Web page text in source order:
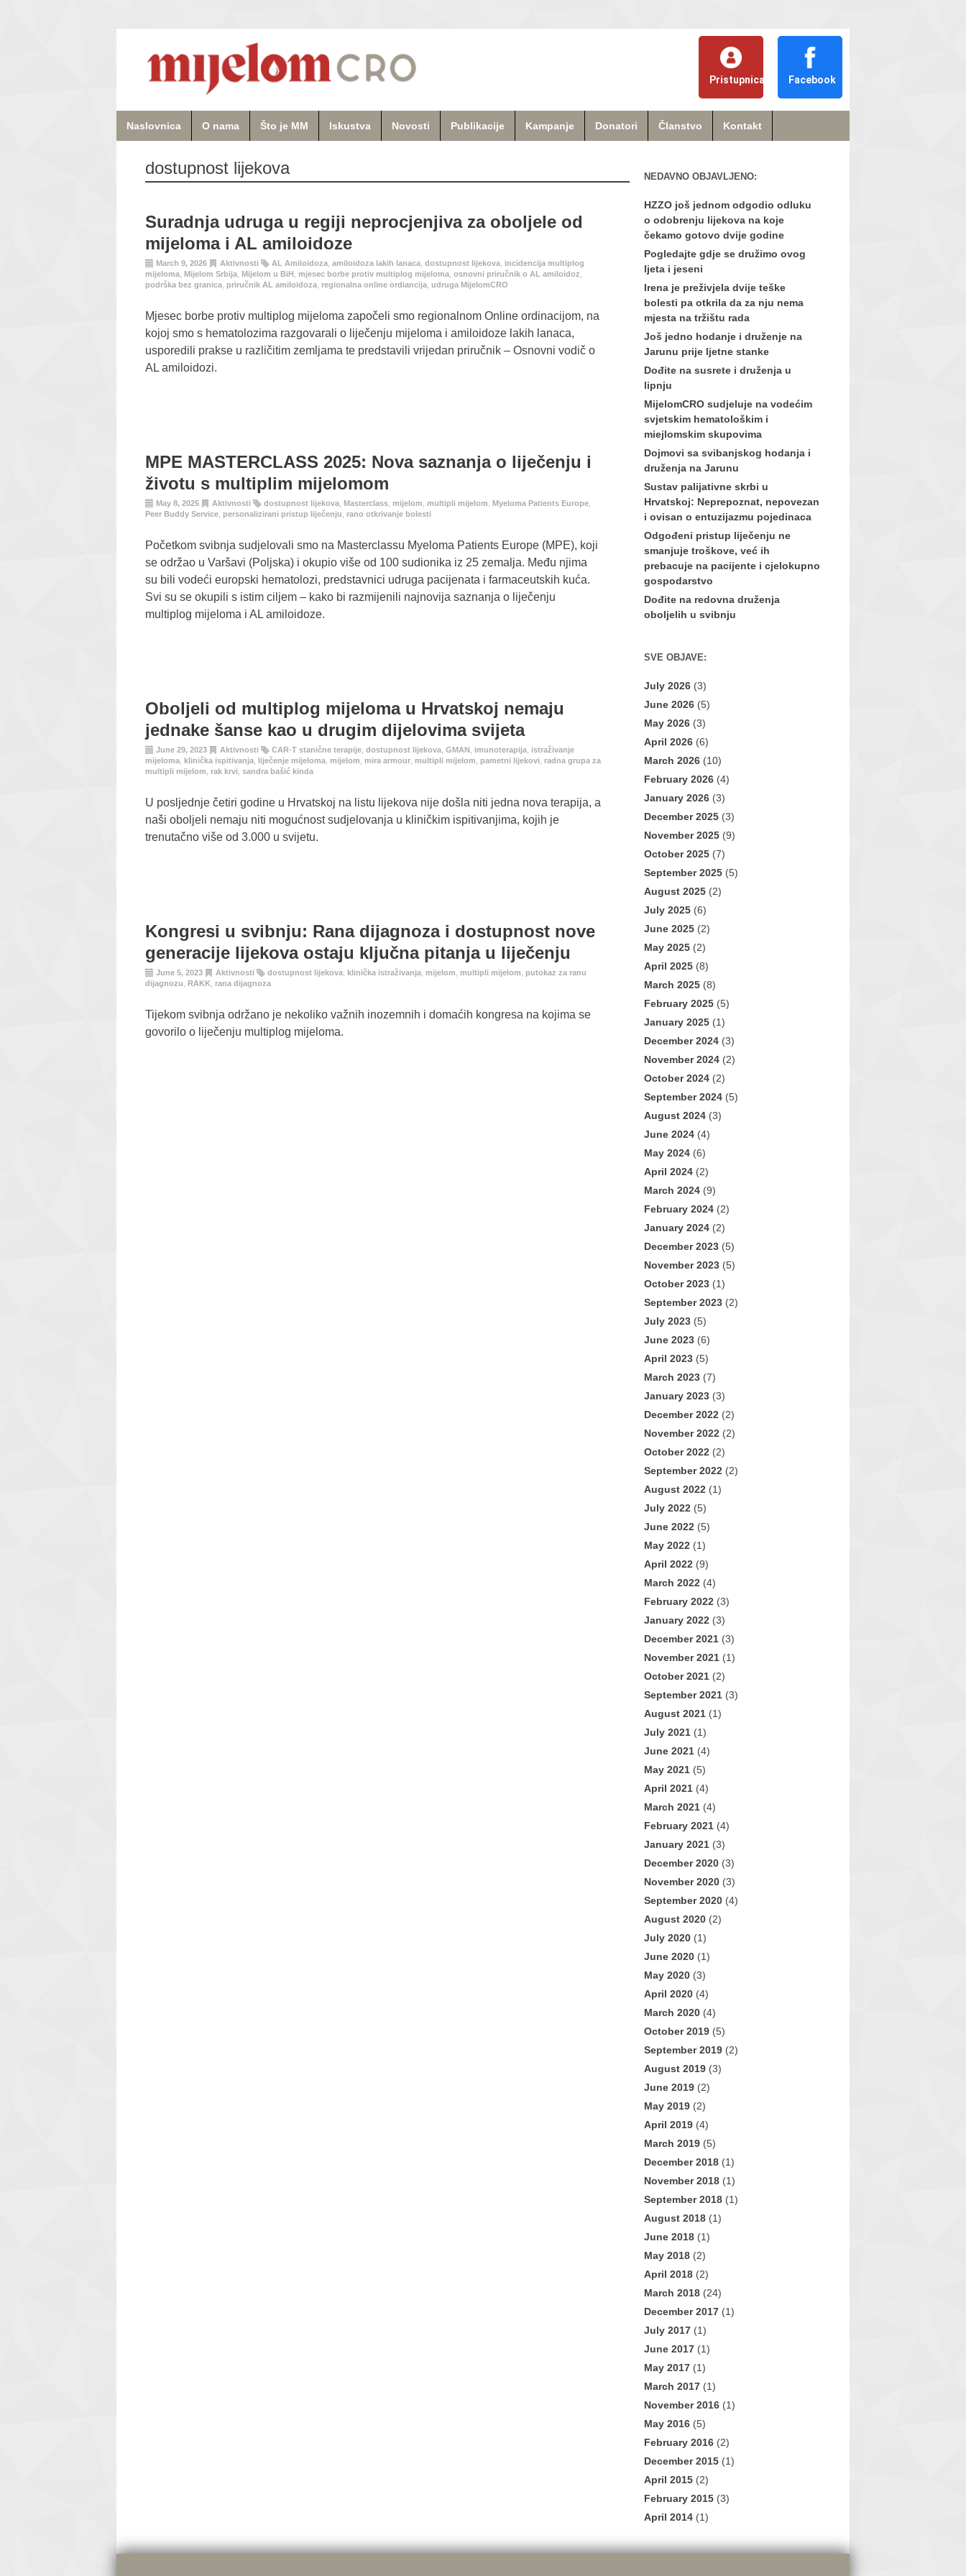
Pristupnica Facebook
Naslovnica O nama Što je MM Iskustva Novosti Publikacije Kampanje Donatori Članstvo Kontakt
dostupnost lijekova
Suradnja udruga u regiji neprocjenjiva za oboljele od
mijeloma i AL amiloidoze
March 9, 2026 Aktivnosti AL Amiloidoza amiloidoza lakih lanaca dostupnost lijekova incidencija multiplog
mijeloma
Mijelom Srbija Mijelom u BiH mjesec borbe protiv multiplog mijeloma osnovni priručnik o AL amiloidoz
podrška bez granica priručnik AL amiloidoza regionalna online ordiancija udruga MijelomCRO
Mjesec borbe protiv multiplog mijeloma započeli smo regionalnom Online ordinacijom, na
kojoj smo s hematolozima razgovarali o liječenju mijeloma i amiloidoze lakih lanaca,
usporedili prakse u različitim zemljama te predstavili vrijedan priručnik – Osnovni vodič o
AL amiloidozi.
MPE MASTERCLASS 2025: Nova saznanja o liječenju i
životu s multiplim mijelomom
May 8, 2025 Aktivnosti dostupnost lijekova Masterclass mijelom multipli mijelom Myeloma Patients Europe
Peer Buddy Service personalizirani pristup liječenju rano otkrivanje bolesti
Početkom svibnja sudjelovali smo na Masterclassu Myeloma Patients Europe (MPE), koji
se održao u Varšavi (Poljska) i okupio više od 100 sudionika iz 25 zemalja. Među njima
su bili vodeći europski hematolozi, predstavnici udruga pacijenata i farmaceutskih kuća.
Svi su se okupili s istim ciljem – kako bi razmijenili najnovija saznanja o liječenju
multiplog mijeloma i AL amiloidoze.
Oboljeli od multiplog mijeloma u Hrvatskoj nemaju
jednake šanse kao u drugim dijelovima svijeta
June 29, 2023 Aktivnosti CAR-T stanične terapije dostupnost lijekova GMAN imunoterapija istraživanje
mijeloma
klinička ispitivanja liječenje mijeloma mijelom mira armour multipli mijelom pametni lijekovi
radna grupa za
multipli mijelom
rak krvi sandra bašić kinda
U posljednje četiri godine u Hrvatskoj na listu lijekova nije došla niti jedna nova terapija, a
naši oboljeli nemaju niti mogućnost sudjelovanja u kliničkim ispitivanjima, kojih je
trenutačno više od 3.000 u svijetu.
Kongresi u svibnju: Rana dijagnoza i dostupnost nove
generacije lijekova ostaju ključna pitanja u liječenju
June 5, 2023 Aktivnosti dostupnost lijekova klinička istraživanja mijelom multipli mijelom
putokaz za ranu
dijagnozu
RAKK rana dijagnoza
Tijekom svibnja održano je nekoliko važnih inozemnih i domaćih kongresa na kojima se
govorilo o liječenju multiplog mijeloma.
NEDAVNO OBJAVLJENO:
HZZO još jednom odgodio odluku
o odobrenju lijekova na koje
čekamo gotovo dvije godine
Pogledajte gdje se družimo ovog
ljeta i jeseni
Irena je preživjela dvije teške
bolesti pa otkrila da za nju nema
mjesta na tržištu rada
Još jedno hodanje i druženje na
Jarunu prije ljetne stanke
Dođite na susrete i druženja u
lipnju
MijelomCRO sudjeluje na vodećim
svjetskim hematološkim i
miejlomskim skupovima
Dojmovi sa svibanjskog hodanja i
druženja na Jarunu
Sustav palijativne skrbi u
Hrvatskoj: Neprepoznat, nepovezan
i ovisan o entuzijazmu pojedinaca
Odgođeni pristup liječenju ne
smanjuje troškove, već ih
prebacuje na pacijente i cjelokupno
gospodarstvo
Dođite na redovna druženja
oboljelih u svibnju
SVE OBJAVE:
July 2026 (3)
June 2026 (5)
May 2026 (3)
April 2026 (6)
March 2026 (10)
February 2026 (4)
January 2026 (3)
December 2025 (3)
November 2025 (9)
October 2025 (7)
September 2025 (5)
August 2025 (2)
July 2025 (6)
June 2025 (2)
May 2025 (2)
April 2025 (8)
March 2025 (8)
February 2025 (5)
January 2025 (1)
December 2024 (3)
November 2024 (2)
October 2024 (2)
September 2024 (5)
August 2024 (3)
June 2024 (4)
May 2024 (6)
April 2024 (2)
March 2024 (9)
February 2024 (2)
January 2024 (2)
December 2023 (5)
November 2023 (5)
October 2023 (1)
September 2023 (2)
July 2023 (5)
June 2023 (6)
April 2023 (5)
March 2023 (7)
January 2023 (3)
December 2022 (2)
November 2022 (2)
October 2022 (2)
September 2022 (2)
August 2022 (1)
July 2022 (5)
June 2022 (5)
May 2022 (1)
April 2022 (9)
March 2022 (4)
February 2022 (3)
January 2022 (3)
December 2021 (3)
November 2021 (1)
October 2021 (2)
September 2021 (3)
August 2021 (1)
July 2021 (1)
June 2021 (4)
May 2021 (5)
April 2021 (4)
March 2021 (4)
February 2021 (4)
January 2021 (3)
December 2020 (3)
November 2020 (3)
September 2020 (4)
August 2020 (2)
July 2020 (1)
June 2020 (1)
May 2020 (3)
April 2020 (4)
March 2020 (4)
October 2019 (5)
September 2019 (2)
August 2019 (3)
June 2019 (2)
May 2019 (2)
April 2019 (4)
March 2019 (5)
December 2018 (1)
November 2018 (1)
September 2018 (1)
August 2018 (1)
June 2018 (1)
May 2018 (2)
April 2018 (2)
March 2018 (24)
December 2017 (1)
July 2017 (1)
June 2017 (1)
May 2017 (1)
March 2017 (1)
November 2016 (1)
May 2016 (5)
February 2016 (2)
December 2015 (1)
April 2015 (2)
February 2015 (3)
April 2014 (1)